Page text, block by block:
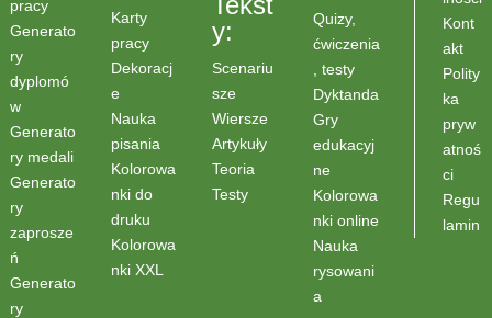
pracy
Generato
ry
dyplomó
w
Generato
ry medali
Generato
ry
zaprosze
ń
Generato
ry
Karty
pracy
Dekoracj
e
Nauka
pisania
Kolorowa
nki do
druku
Kolorowa
nki XXL
y:
Scenariu
sze
Wiersze
Artykuły
Teoria
Testy
Quizy,
ćwiczenia
, testy
Dyktanda
Gry
edukacyj
ne
Kolorowa
nki online
Nauka
rysowani
a
Kont
akt
Polity
ka
pryw
atnoś
ci
Regu
lamin